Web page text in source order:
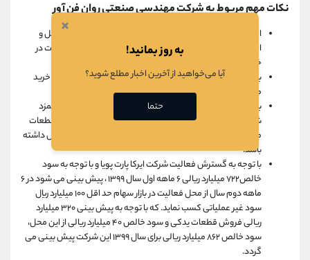
نکات مهم مربوط به شرکت مهندسی صنعتی روان فن آور
افزایش فروش محصولات با سودآوری بالاتر ، تعمیق ساخت داخل و
افزایش سهم بازار قطعات یدکی از راهبردهای آتی مدیریت شرکت در
خصوص تولید و فروش محصولات می باشد
با توجه به افزایش نرخ ارز در سال جاری ، پیش بینی می شود نرخ خرید
مواد اولیه نیز بین ۲۰ الی ۲۵ درصد افزایش داشته باشد
با توجه به افزایش متوسط حدود ۲۶% هزینه های حقوق ودستمزد
شرکت در ابتدای سال ، پیش بینی میگردد قیمت مواد اولیه و قطعات
منفصله خرید ها با توجه به افزایش نرخ ارز در حدود ۲۵% افزایش داشته
باشد.
با توجه به گسترش فعالیت شرکت ایرکا پارت پویا و با توجه به سود
خالص۷۲۲ میلیارد ریالی ۶ ماهه اول سال ۱۳۹۹ ، پیش بینی می شود در ۶
ماهه دوم سال از محل فعالیت در بازار سهام حد اقل ۱۰۰ میلیارد ریال
سود غیر عملیاتی کسب نماید. که با توجه به پیش بینی ۳۲۰ میلیارد
ریالی فروش قطعات یدکی و سود خالص ۴۰ میلیارد ریالی از این محل،
سود خالص ۸۶۲ میلیارد ریالی برای سال ۱۳۹۹ این شرکت پیش بینی می
گردد.
×
به روز بمانید!
آیا می‌خواهید از آخرین اخبار مطلع شوید؟
حتما